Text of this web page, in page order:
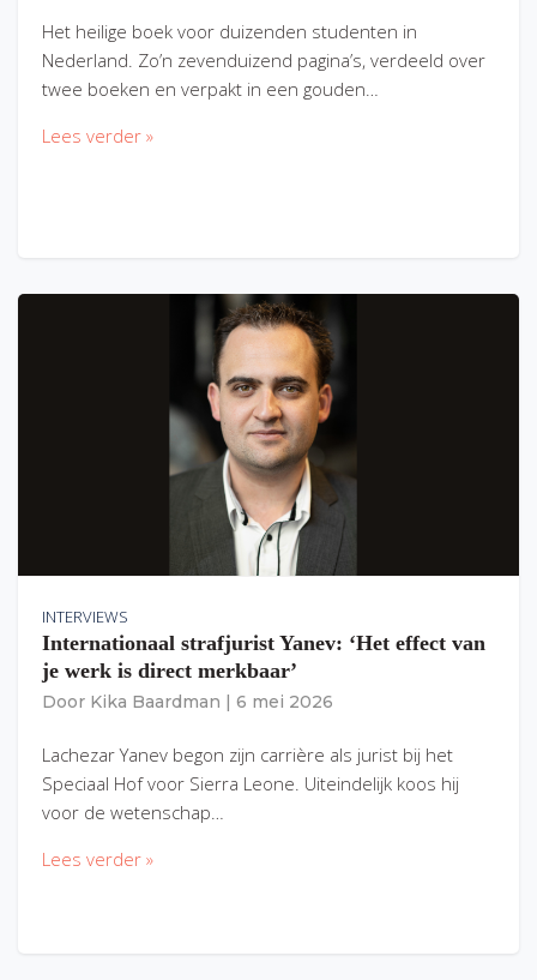
Het heilige boek voor duizenden studenten in
Nederland. Zo’n zevenduizend pagina’s, verdeeld over
twee boeken en verpakt in een gouden…
Lees verder »
INTERVIEWS
Internationaal strafjurist Yanev: ‘Het effect van
je werk is direct merkbaar’
Door Kika Baardman 6 mei 2026
Lachezar Yanev begon zijn carrière als jurist bij het
Speciaal Hof voor Sierra Leone. Uiteindelijk koos hij
voor de wetenschap…
Lees verder »